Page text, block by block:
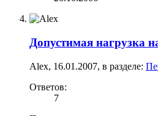
Допустимая нагрузка
Alex, 16.01.2007, в разделе:
Ответов:
7